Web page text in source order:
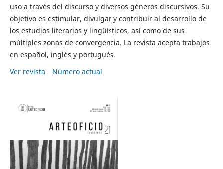
uso a través del discurso y diversos géneros discursivos. Su
objetivo es estimular, divulgar y contribuir al desarrollo de
los estudios literarios y lingüísticos, así como de sus
múltiples zonas de convergencia. La revista acepta trabajos
en español, inglés y portugués.
Ver revista
Número actual